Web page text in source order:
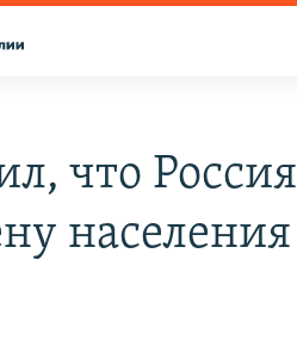
что Россия
населения